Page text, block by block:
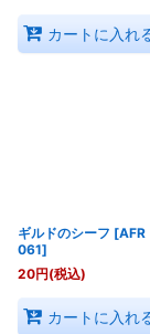
カートに入れ
ギルドのシーフ [AFR
061]
20円(税込)
カートに入れ